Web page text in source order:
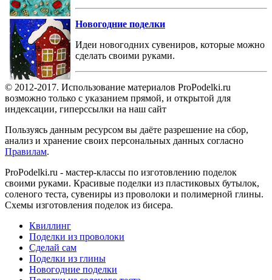
Новогодние поделки
Идеи новогодних сувениров, которые можно
сделать своими руками.
© 2012-2017. Использование материалов ProPodelki.ru
возможно только с указанием прямой, и открытой для
индексации, гиперссылки на наш сайт
Пользуясь данным ресурсом вы даёте разрешение на сбор,
анализ и хранение своих персональных данных согласно
Правилам.
ProPodelki.ru - мастер-классы по изготовлению поделок
своими руками. Красивые поделки из пластиковых бутылок,
соленого теста, сувениры из проволоки и полимерной глины.
Схемы изготовления поделок из бисера.
Квиллинг
Поделки из проволоки
Сделай сам
Поделки из глины
Новогодние поделки